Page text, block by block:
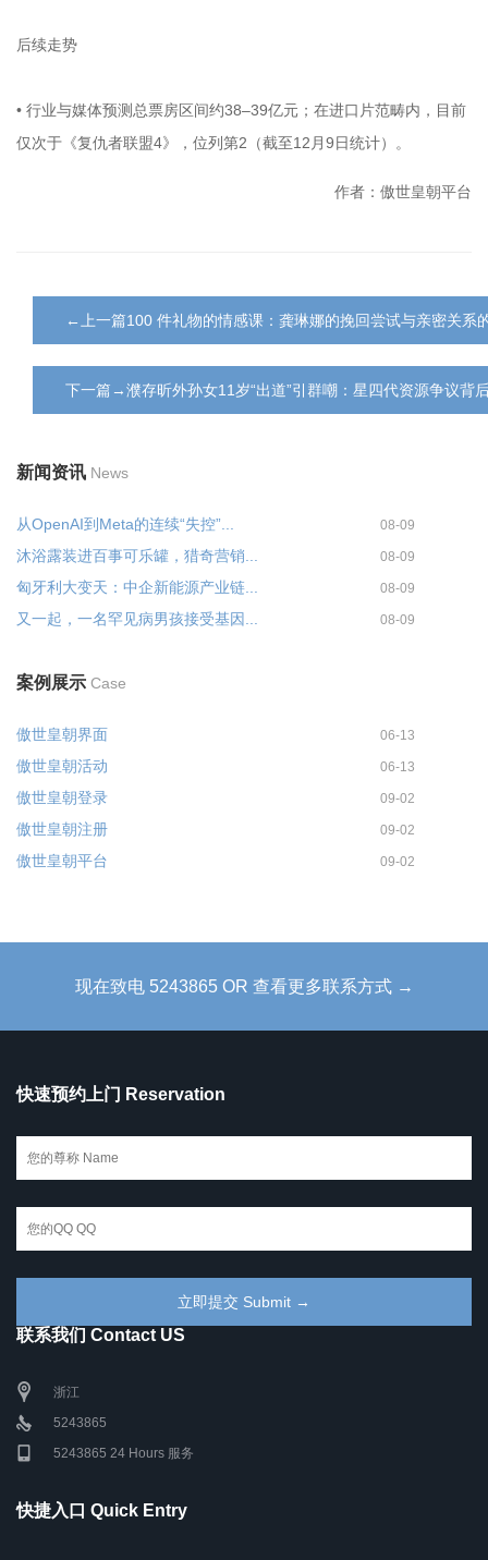
后续走势
• 行业与媒体预测总票房区间约38–39亿元；在进口片范畴内，目前
仅次于《复仇者联盟4》，位列第2（截至12月9日统计）。
作者：傲世皇朝平台
←上一篇100 件礼物的情感课：龚琳娜的挽回尝试与亲密关系
下一篇→濮存昕外孙女11岁“出道”引群嘲：星四代资源争议背
新闻资讯 News
从OpenAI到Meta的连续“失控”... 08-09
沐浴露装进百事可乐罐，猎奇营销... 08-09
匈牙利大变天：中企新能源产业链... 08-09
又一起，一名罕见病男孩接受基因... 08-09
案例展示 Case
傲世皇朝界面 06-13
傲世皇朝活动 06-13
傲世皇朝登录 09-02
傲世皇朝注册 09-02
傲世皇朝平台 09-02
现在致电 5243865 OR 查看更多联系方式 →
快速预约上门 Reservation
联系我们 Contact US
浙江
5243865
5243865 24 Hours 服务
快捷入口 Quick Entry